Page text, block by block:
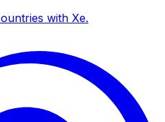
with Xe.